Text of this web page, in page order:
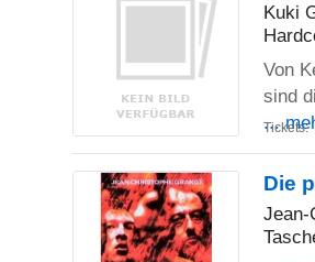
Kuki
Von
sind
...
Tickets:
Die
Jean-